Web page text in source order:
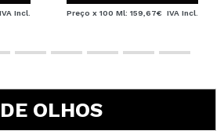
IVA Incl. Preço x 100 Ml: 159,67€ IVA Incl.
OLHOS